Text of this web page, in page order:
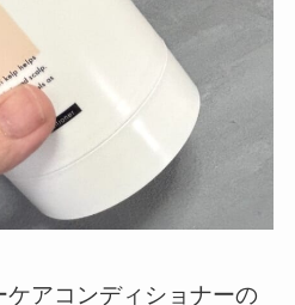
ケアコンディショナーの